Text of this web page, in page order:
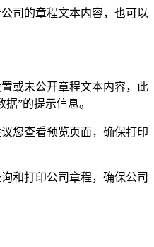
司的章程文本内容，也可以
或未公开章程文本内容，此
”的提示信息。
您查看预览页面，确保打印
和打印公司章程，确保公司